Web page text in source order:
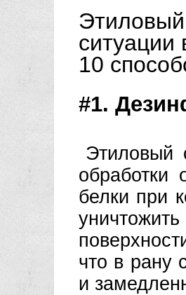
10
#1.
Этиловый
обработки
белки при
что в рану
и